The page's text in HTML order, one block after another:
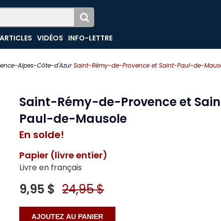
Alpes-Côte-d'Azur Saint-Rémy-de-Provence et Saint-Paul-de-
VIDÉOS INFO-LETTRE
Saint-Rémy-de-Provence et
Paul-de-Mausole
En solde!
Papier (livre entier)
Livre en français
9,95 $ 24,95 $